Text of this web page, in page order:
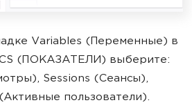
Variables (Переменные) в
(ПОКАЗАТЕЛИ) выберите:
Sessions (Сеансы),
пользователи).